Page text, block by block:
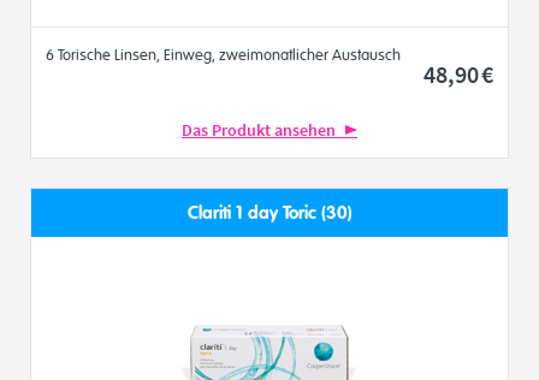
6 Torische Linsen, Einweg, zweimonatlicher Austausch
48,90€
Das Produkt ansehen
Clariti 1 day Toric (30)